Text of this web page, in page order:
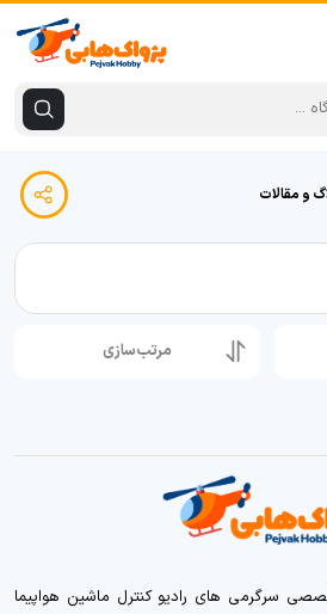
و مقالات
مرتب‌سازی
سرگرمی های رادیو کنترل ماشین هواپیما